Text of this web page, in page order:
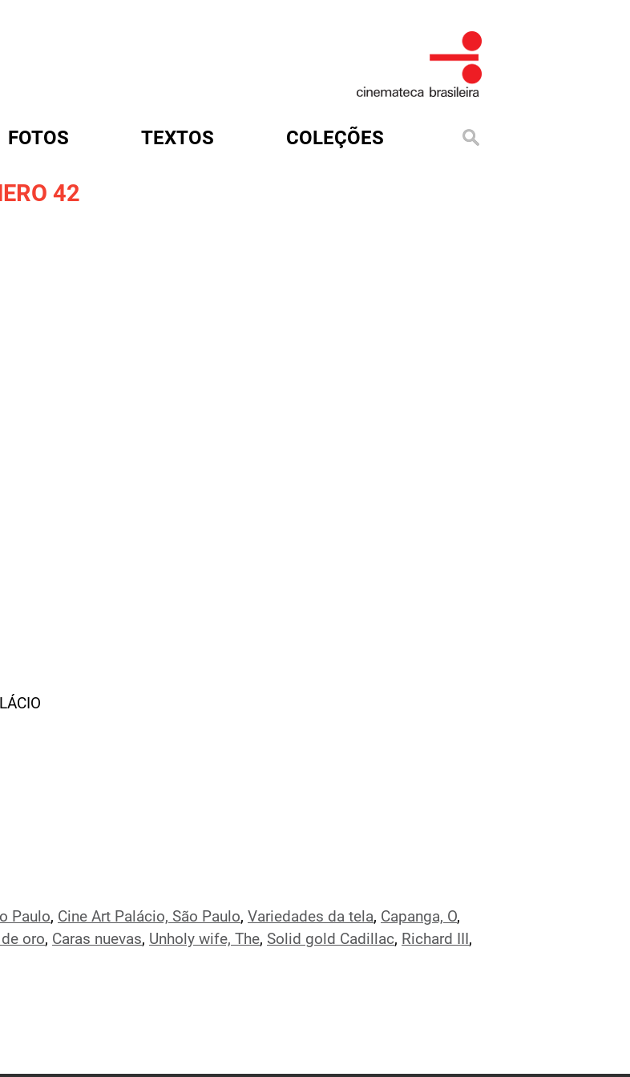
FOTOS TEXTOS COLEÇÕES
42
Paulo, Cine Art Palácio, São Paulo, Variedades da tela, Capanga, O,
oro, Caras nuevas, Unholy wife, The, Solid gold Cadillac, Richard III ,